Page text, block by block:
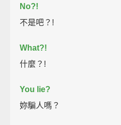
No?!
不是吧？!
What?!
什麼？!
You lie?
妳騙人嗎？